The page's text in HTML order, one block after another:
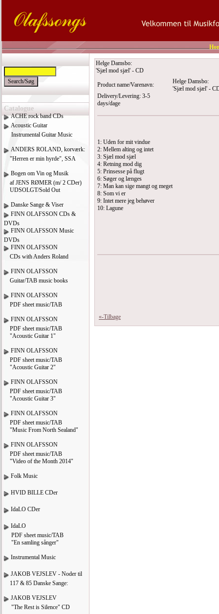
Catalogue
ACHE rock band CDs
Acoustic Guitar
Instrumental Guitar Music
ANDERS ROLAND, korværk:
"Herren er min hyrde", SSA
Bogen om Vin og Musik
af JENS RØMER (m/ 2 CDer)
UDSOLGT/Sold Out
Danske Sange & Viser
FINN OLAFSSON CDs &
DVDs
FINN OLAFSSON Music
DVDs
FINN OLAFSSON
CDs with Anders Roland
FINN OLAFSSON
Guitar/TAB music books
FINN OLAFSSON
PDF sheet music/TAB
FINN OLAFSSON
PDF sheet music/TAB
"Acoustic Guitar 1"
FINN OLAFSSON
PDF sheet music/TAB
"Acoustic Guitar 2"
FINN OLAFSSON
PDF sheet music/TAB
"Acoustic Guitar 3"
FINN OLAFSSON
PDF sheet music/TAB
"Music From North Sealand"
FINN OLAFSSON
PDF sheet music/TAB
"Video of the Month 2014"
Folk Music
HVID BILLE CDer
IdaLO CDer
IdaLO
PDF sheet music/TAB
"En samling sånger"
Instrumental Music
JAKOB VEJSLEV - Noder til
117 & 85 Danske Sange:
JAKOB VEJSLEV
"The Rest is Silence" CD
Helge Damsbo:
'Sjæl mod sjæl' - CD
Product name/Varenavn:
Helge Damsbo:
'Sjæl mod sjæl' -
Delivery/Levering: 3-5
days/dage
1: Uden for mit vindue
2: Mellem alting og intet
3: Sjæl mod sjæl
4: Retning mod dig
5: Prinsesse på flugt
6: Søger og længes
7: Man kan sige mangt og meget
8: Som vi er
9: Intet mere jeg behøver
10: Lagune
«-Tilbage